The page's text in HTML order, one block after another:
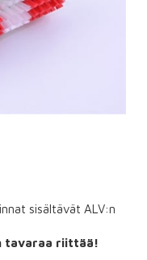
sisältävät ALV:n
tavaraa riittää!